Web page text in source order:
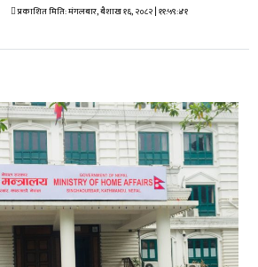
प्रकाशित मिति:मंगलबार, बैशाख १६, २०८२| ११:५९:४१